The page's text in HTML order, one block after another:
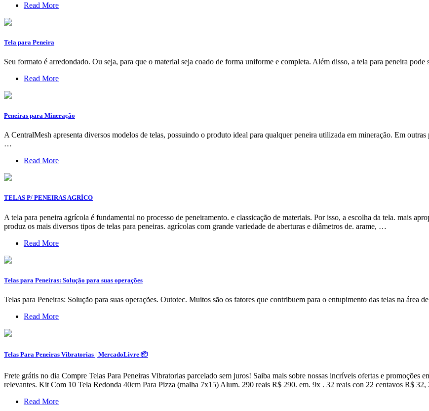
Read More
Tela para Peneira
Seu formato é arredondado. Ou seja, para que o material seja coado de forma uniforme e completa. Além disso, a tela para peneira
Read More
Peneiras para Mineração
A CentralMesh apresenta diversos modelos de telas, possuindo o produto ideal para qualquer peneira utilizada em mineração. Em
…
Read More
TELAS P/ PENEIRAS AGRÍCO
A tela para peneira agrícola é fundamental no processo de peneiramento. e classicação de materiais. Por isso, a escolha da tela. mais
produz os mais diversos tipos de telas para peneiras. agrícolas com grande variedade de aberturas e diâmetros de. arame, …
Read More
Telas para Peneiras: Solução para suas operações
Telas para Peneiras: Solução para suas operações. Outotec. Muitos são os fatores que contribuem para o entupimento das telas na área
Read More
Telas Para Peneiras Vibratorias | MercadoLivre 📦
Frete grátis no dia Compre Telas Para Peneiras Vibratorias parcelado sem juros! Saiba mais sobre nossas incríveis ofertas e promoções
relevantes. Kit Com 10 Tela Redonda 40cm Para Pizza (malha 7x15) Alum. 290 reais R$ 290. em. 9x . 32 reais con 22 centavos R$ 32,
Read More